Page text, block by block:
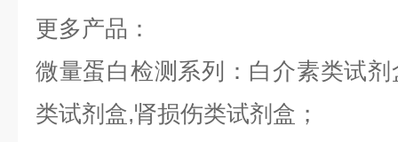
更多产品：
微量蛋白检测系列：白介素类试
类试剂盒,肾损伤类试剂盒；